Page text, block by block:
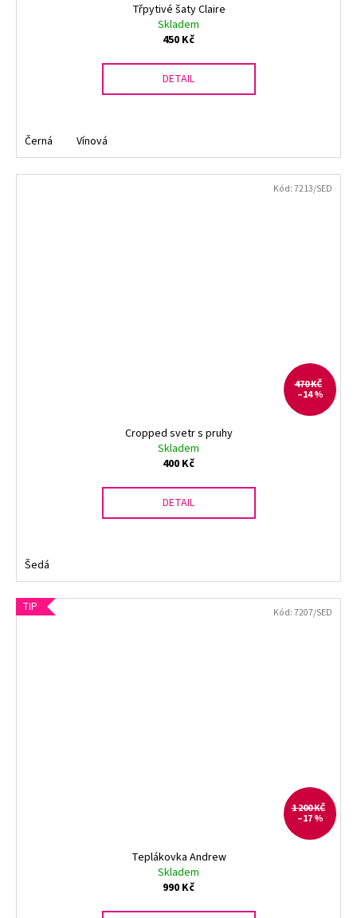
Třpytivé šaty Claire
Skladem
450 Kč
DETAIL
Černá Vínová
470 KČ
–14 %
Cropped svetr s pruhy
Skladem
400 Kč
DETAIL
Šedá
Kód:7213/SED
TIP
1 200 KČ
–17 %
Teplákovka Andrew
Skladem
990 Kč
Kód:7207/SED